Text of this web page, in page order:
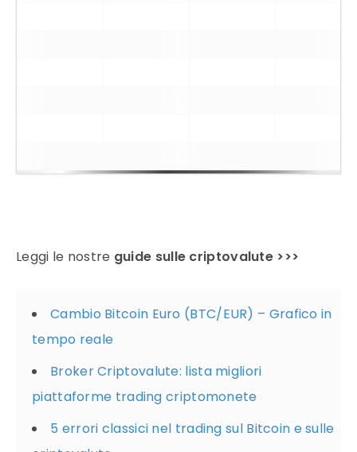
Leggi le nostre guide sulle criptovalute >>>
Cambio Bitcoin Euro (BTC/EUR) – Grafico in
tempo reale
Broker Criptovalute: lista migliori
piattaforme trading criptomonete
5 errori classici nel trading sul Bitcoin e sulle